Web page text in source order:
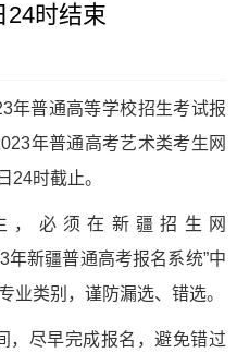
24时结束
年普通高等学校招生考试报
年普通高考艺术类考生网
24时截止。
，必须在新疆招生网
年新疆普通高考报名系统”中
业类别，谨防漏选、错选。
，尽早完成报名，避免错过